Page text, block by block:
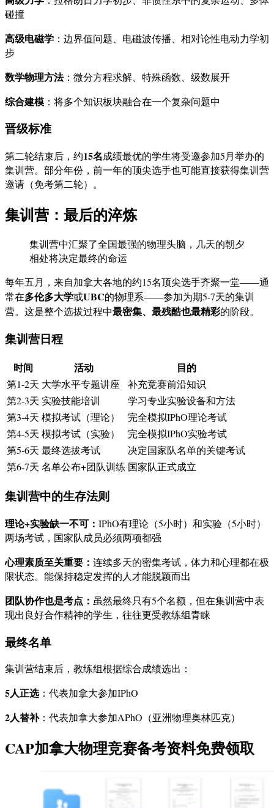
碰撞
高级电磁学 ：边界值问题、电磁波传播、相对论性电动力学初
步
数学物理方法：微分方程求解、特殊函数、级数展开
综合建模 ：将多个知识板块融合在一个复杂问题中
晋级标准
第二轮结束后，约15名成绩最优的学生将受邀参加5月举办的
集训营。部分年份，前一年的顶尖选手也可能直接获得集训营
邀请（免考第二轮）。
集训营：最后的淬炼
集训营中汇聚了全国最强的物理头脑，几天的朝夕
相处将决定最终的命运
每年五月，来自加拿大各地的约15名顶尖选手齐聚一堂——通
常在多伦多大学或UBC的物理系——参加为期5-7天的集训
营。这是整个选拔过程中最密集、最残酷也最精彩的阶段。
集训营日程
时间 活动 目的
第1-2天 大学水平专题讲座
补充竞赛前沿知识
第2-3天 实验技能培训
学习专业实验设备和方法
第3-4天 模拟考试（理论）
完全模拟IPhO理论考试
第4-5天 模拟考试（实验）
完全模拟IPhO实验考试
第5-6天 最终选拔考试
决定国家队名单的关键考试
第6-7天 名单公布+团队训练 国家队正式成立
集训营中的生存法则
理论+实验缺一不可： IPhO有理论（5小时）和实验（5小时）
两场考试，国家队成员必须两项都强
心理素质至关重要： 连续多天的密集考试，体力和心理都在极
限状态。能保持稳定发挥的人才能脱颖而出
团队协作也是考点： 虽然最终只有5个名额，但在集训营中表
现出良好合作精神的学生，往往更受教练组青睐
最终名单
集训营结束后，教练组根据综合成绩选出：
5人正选：代表加拿大参加IPhO
2人替补：代表加拿大参加APhO（亚洲物理奥林匹克）
CAP加拿大物理竞赛备考资料免费领取